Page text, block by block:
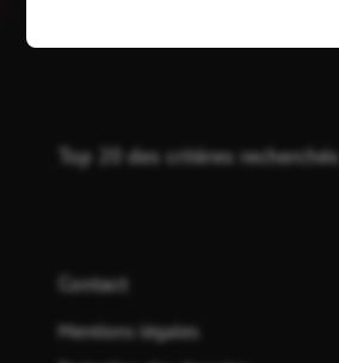
Top 20 des critères recherchés
Contact
Mentions légales